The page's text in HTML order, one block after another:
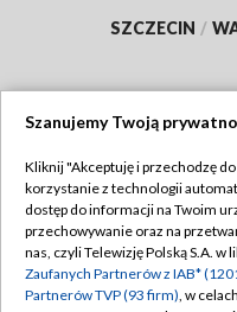
SZCZECIN /
Abonament TVP
Emisja w TVP
Szanujemy Twoją
Kliknij "Akceptuję i przechodzę
korzystanie z technologii
dostęp do informacji na Twoim
przechowywanie oraz na
nas, czyli Telewizję Polską S.A. w
Zaufanych Partnerów z IAB*
Partnerów TVP (93 firm), w